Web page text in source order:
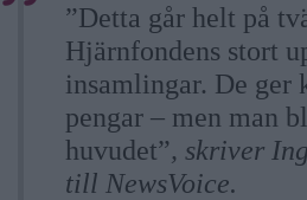
”Detta går helt på tvärs mot
Hjärnfondens stort
insamlingar. De ger
pengar – men man
huvudet”, skriver
till NewsVoice.